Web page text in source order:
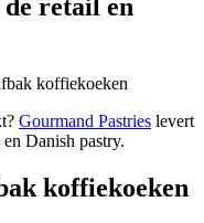
retail en
Gourmand Pastries levert
Danish pastry.
koffiekoeken